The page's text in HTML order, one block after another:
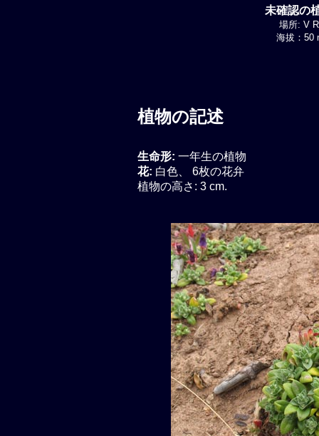
未確認の
場所: V
海拔：50
植物の記述
生命形: 一年生の植物
花: 白色、 6枚の花弁
植物の高さ: 3 cm.